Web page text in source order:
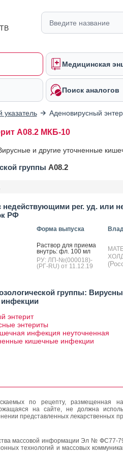
Медицинская
Поиск аналогов
указатель Аденовирусный
A08.2 МКБ-10
и другие уточненные
группы A08.2
недействующими рег. уд. или
РФ
Форма выпуска
Рас­твор для при­ема
внутрь: фл. 100 мл
РУ: ЛП-№(000018)-
(РГ-RU) от 11.12.19
группы:
энтерит
энтериты
инфекция неуточненная
кишечные инфекции
по рецепту, размещенная
на сайте, не должна
представленных лекарственных
массовой информации Эл № ФС77-
технологий и массовых